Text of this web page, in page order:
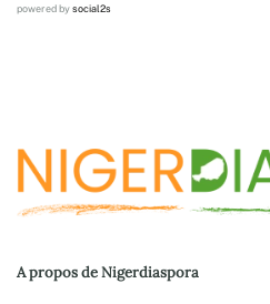
powered bysocial2s
A propos de Nigerdiaspora